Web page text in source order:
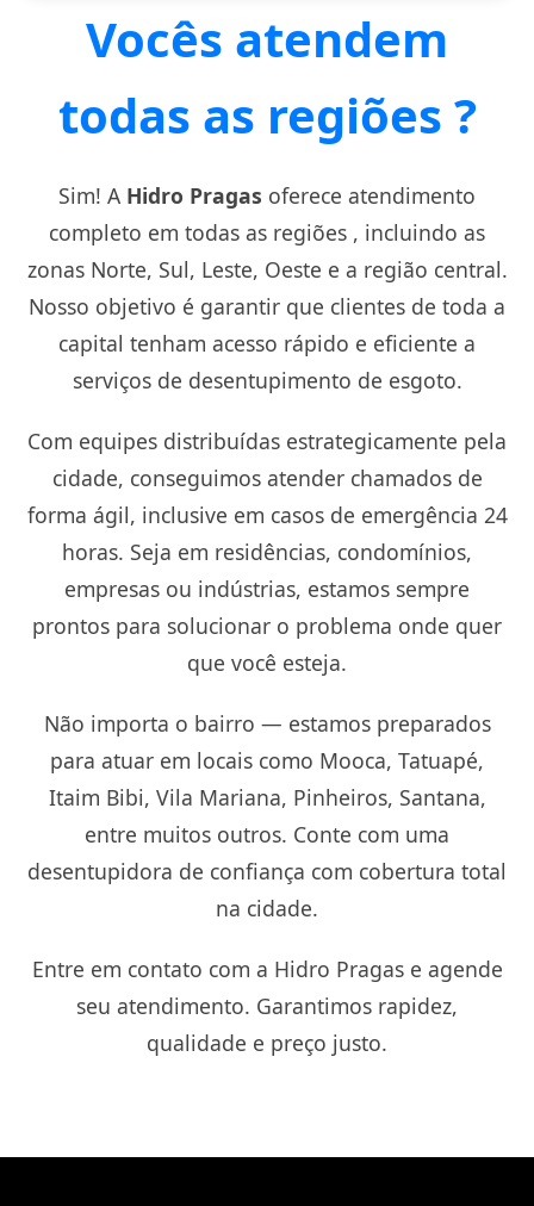
Vocês atendem
todas as regiões ?
Sim! A Hidro Pragas oferece atendimento
completo em todas as regiões , incluindo as
zonas Norte, Sul, Leste, Oeste e a região central.
Nosso objetivo é garantir que clientes de toda a
capital tenham acesso rápido e eficiente a
serviços de desentupimento de esgoto.
Com equipes distribuídas estrategicamente pela
cidade, conseguimos atender chamados de
forma ágil, inclusive em casos de emergência 24
horas. Seja em residências, condomínios,
empresas ou indústrias, estamos sempre
prontos para solucionar o problema onde quer
que você esteja.
Não importa o bairro — estamos preparados
para atuar em locais como Mooca, Tatuapé,
Itaim Bibi, Vila Mariana, Pinheiros, Santana,
entre muitos outros. Conte com uma
desentupidora de confiança com cobertura total
na cidade.
Entre em contato com a Hidro Pragas e agende
seu atendimento. Garantimos rapidez,
qualidade e preço justo.